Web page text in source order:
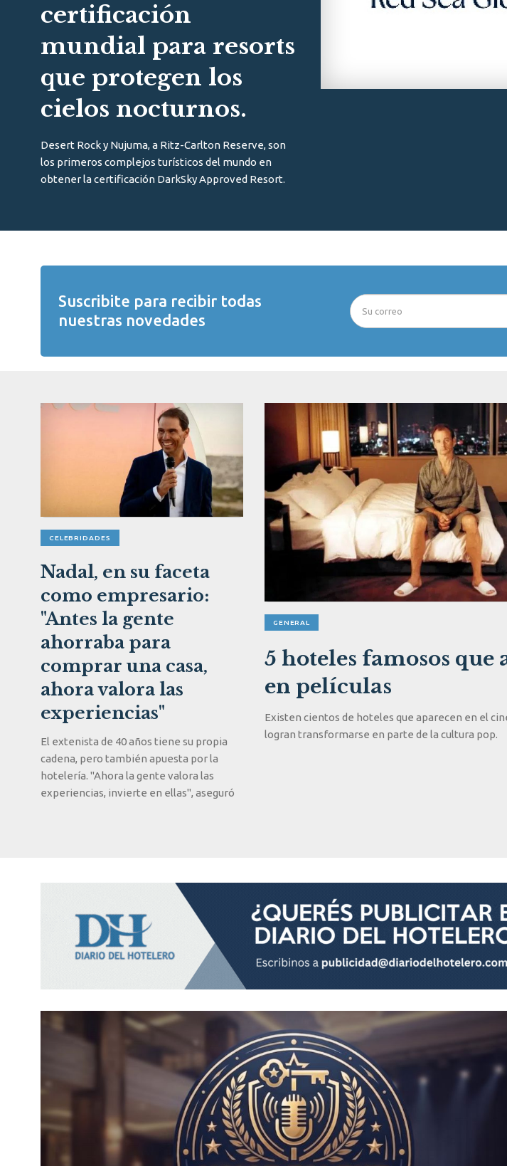
certificación
mundial para resorts
que protegen los
cielos nocturnos.
Desert Rock y Nujuma, a Ritz-Carlton Reserve, son
los primeros complejos turísticos del mundo en
obtener la certificación DarkSky Approved Resort.
Suscribite para recibir todas
nuestras novedades
CELEBRIDADES
Nadal, en su faceta
como empresario:
"Antes la gente
ahorraba para
comprar una casa,
ahora valora las
experiencias"
El extenista de 40 años tiene su propia
cadena, pero también apuesta por la
hotelería. "Ahora la gente valora las
experiencias, invierte en ellas", aseguró
GENERAL
5 hoteles famosos que
en películas
Existen cientos de hoteles que aparecen en el
logran transformarse en parte de la cultura pop.